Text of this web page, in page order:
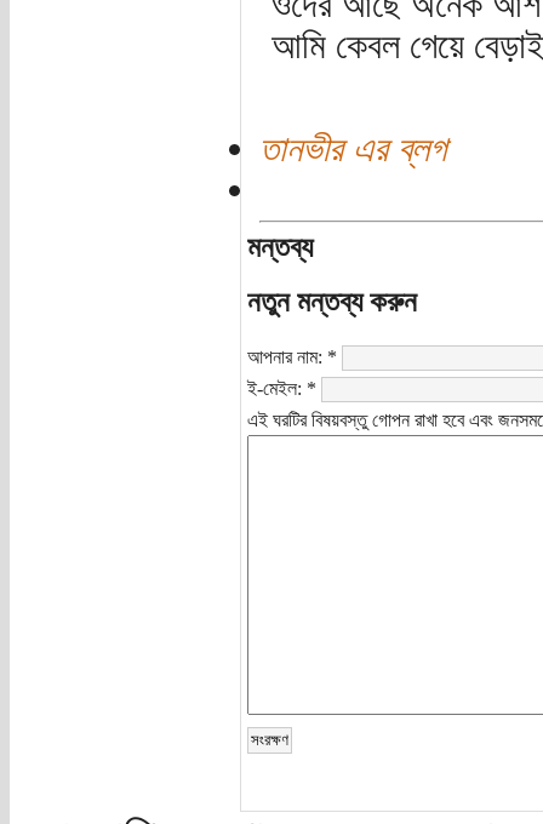
আমি কেবল গেয়ে
তানভীর এর ব্লগ
মন্তব্য
নতুন মন্তব্য করুন
আপনার নাম: *
ই-মেইল: *
এই ঘরটির বিষয়বস্তু গোপন রাখা হবে এবং